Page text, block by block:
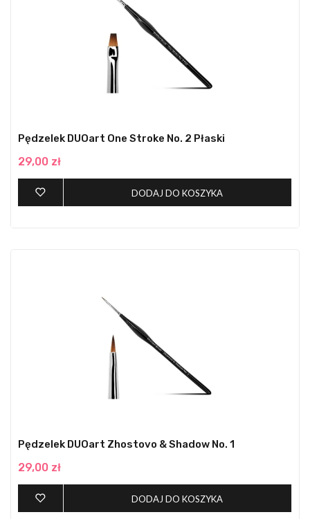
Pędzelek DUOart One Stroke No. 2 Płaski
29,00 zł
DODAJ DO KOSZYKA
Pędzelek DUOart Zhostovo & Shadow No. 1
29,00 zł
DODAJ DO KOSZYKA